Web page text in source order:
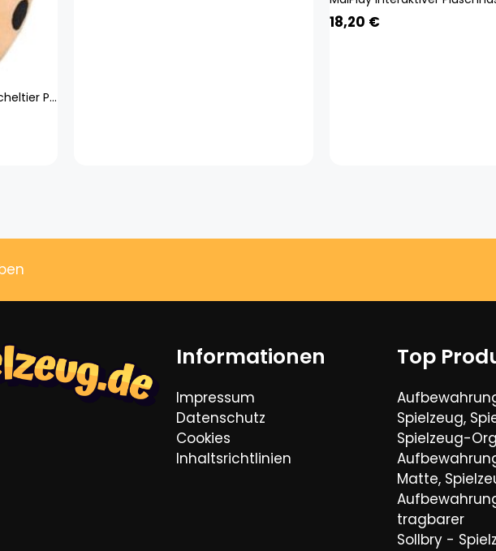
minutesof Plüsch Spielzeug Kuscheltier Plüsch Puppen/Spaß Plüsch Puppen, Bubble Tea Plüschtier Gefüllter Milchtee Stoffpuppe Teetasse Kissen Kissen Kinderspielzeug Geburtstagsgeschenk Kau-mu-05558
18,20 €
Informationen
Impressum
Datenschutz
Cookies
Inhaltsrichtlinien
Top
Spielzeug,
Spielzeug-
Matte,
tragbarer
Sollbry -